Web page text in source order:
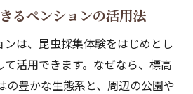
るペンションの活用法
は、昆虫採集体験をはじめとし
活用できます。なぜなら、標高
の豊かな生態系と、周辺の公園や